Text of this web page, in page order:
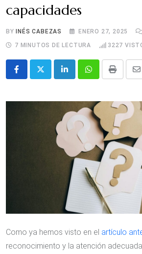
capacidades
BYINÉS CABEZAS ENERO 27, 2025
7 MINUTOS DE LECTURA
3227
LinkedInWhatsappPrint
Como ya hemos visto en el artículo
reconocimiento y la atención